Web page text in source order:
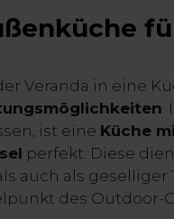
Veranda in eine
.
ist eine Küche
perfekt: Diese
auch als geselliger
des Outdoor-